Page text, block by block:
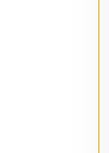
C.
odżywia